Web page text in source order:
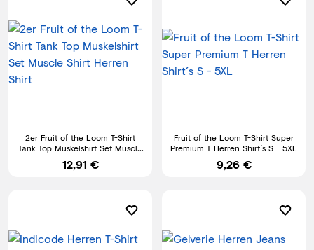
2er Fruit of the Loom T-Shirt
Tank Top Muskelshirt Set Muscle
Shirt Herren Shirt
12,91 €
Fruit of the Loom T-Shirt Super
Premium T Herren Shirt´s S - 5XL
9,26 €